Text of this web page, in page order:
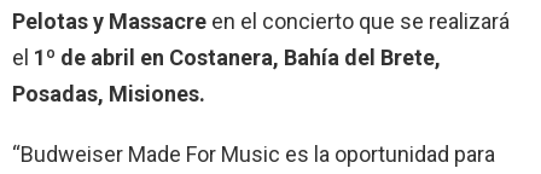
Pelotas y Massacre en el concierto que se realizará
el 1º de abril en Costanera, Bahía del Brete,
Posadas, Misiones.
“Budweiser Made For Music es la oportunidad para